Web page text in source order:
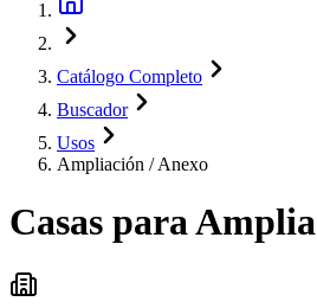
Catálogo Completo
Buscador
Usos
Ampliación / Anexo
Casas para